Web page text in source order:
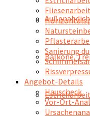
Balkone,
Sanierung
Angebot-Details
Hauscheck
Vor-Ort-